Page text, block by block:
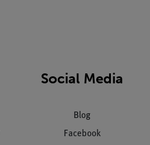
Social Media
Blog
Facebook